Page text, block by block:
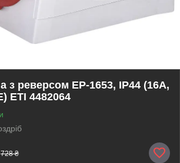
з реверсом EP-1653, IP44 (16A,
ETI 4482064
728 ₴